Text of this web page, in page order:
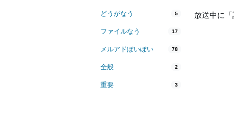
どうがなう 5
ファイルなう 17
メルアドぽいぽい 78
全般 2
重要 3
放送中に